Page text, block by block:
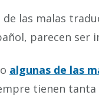
las malas
parecen ser
algunas de las
tienen